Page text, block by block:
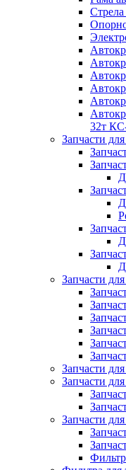
Стрела
32т
Запчасти
Запчасти
Запчасти
Запчасти
Запчасти